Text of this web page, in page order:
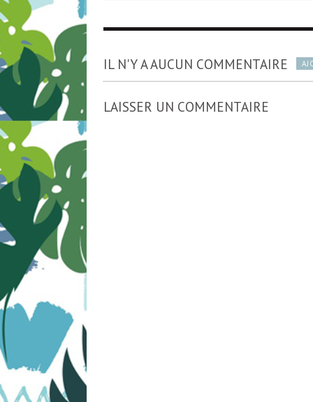
IL N'Y A AUCUN COMMENTAIRE
LAISSER UN COMMENTAIRE